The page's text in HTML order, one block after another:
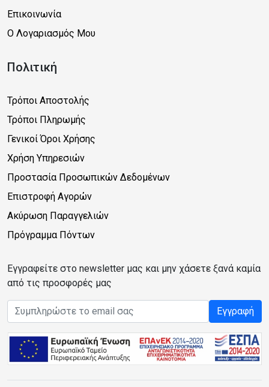
Επικοινωνία
Ο Λογαριασμός Μου
Πολιτική
Τρόποι Αποστολής
Τρόποι Πληρωμής
Γενικοί Όροι Χρήσης
Χρήση Υπηρεσιών
Προστασία Προσωπικών Δεδομένων
Επιστροφή Αγορών
Ακύρωση Παραγγελιών
Πρόγραμμα Πόντων
Εγγραφείτε στο newsletter μας και μην χάσετε ξανά καμία
από τις προσφορές μας
Email address Εγγραφή